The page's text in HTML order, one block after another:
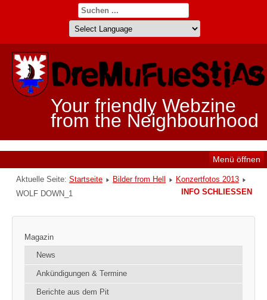
Your friendly Webzine
from the Neighbourhood
Menü öffnen
Aktuelle Seite: Startseite Bilder from Hell
Konzertfotos 2013
WOLF DOWN_1
Magazin
News
Ankündigungen & Termine
Berichte aus dem Pit
INFO SCHLIESSEN